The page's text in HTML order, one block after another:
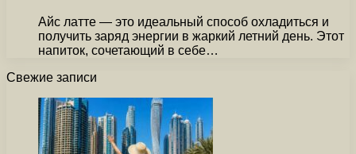
Айс латте — это идеальный способ охладиться и
получить заряд энергии в жаркий летний день. Этот
напиток, сочетающий в себе…
Свежие записи